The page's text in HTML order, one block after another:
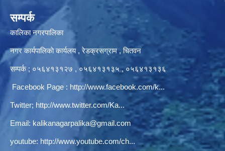
सम्पर्क
कालिका नगरपालिका
नगर कार्यपालिकाे कार्यलय‍ , रेडक्रसग्राम , चितवन
सम्पर्क ; ०५६४१३१२७ , ०५६४१३१३५ , ०५६४१३१३६
Facebook Page : http://www.facebook.com/k...
Twitter; http://www.twitter.com/Ka...
Email: kalikanagarpalika@gmail.com
youtube: http://www.youtube.com/ch...